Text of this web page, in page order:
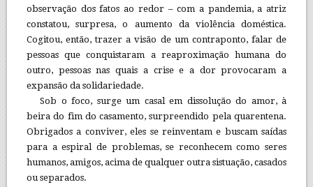
observação dos fatos ao redor – com a pandemia, a atriz
constatou, surpresa, o aumento da violência doméstica.
Cogitou, então, trazer a visão de um contraponto, falar de
pessoas que conquistaram a reaproximação humana do
outro, pessoas nas quais a crise e a dor provocaram a
expansão da solidariedade.
Sob o foco, surge um casal em dissolução do amor, à
beira do fim do casamento, surpreendido pela quarentena.
Obrigados a conviver, eles se reinventam e buscam saídas
para a espiral de problemas, se reconhecem como seres
humanos, amigos, acima de qualquer outra sistuação, casados
ou separados.